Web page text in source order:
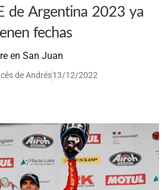
de Argentina 2023 ya
fechas
en San Juan
de Andrés13/12/2022